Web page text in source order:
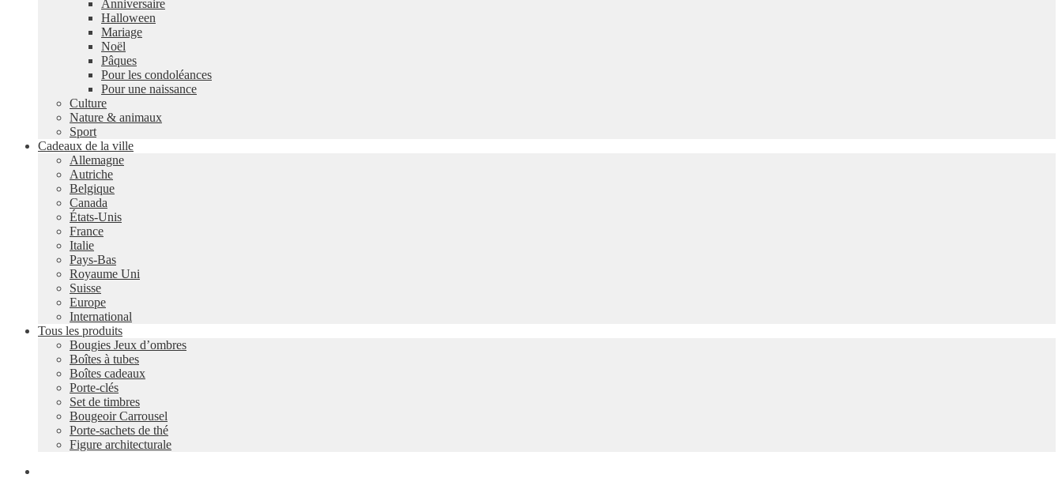
Anniversaire
Halloween
Mariage
Noël
Pâques
Pour les condoléances
Pour une naissance
Culture
Nature & animaux
Sport
Cadeaux de la ville
Allemagne
Autriche
Belgique
Canada
États-Unis
France
Italie
Pays-Bas
Royaume Uni
Suisse
Europe
International
Tous les produits
Bougies Jeux d’ombres
Boîtes à tubes
Boîtes cadeaux
Porte-clés
Set de timbres
Bougeoir Carrousel
Porte-sachets de thé
Figure architecturale